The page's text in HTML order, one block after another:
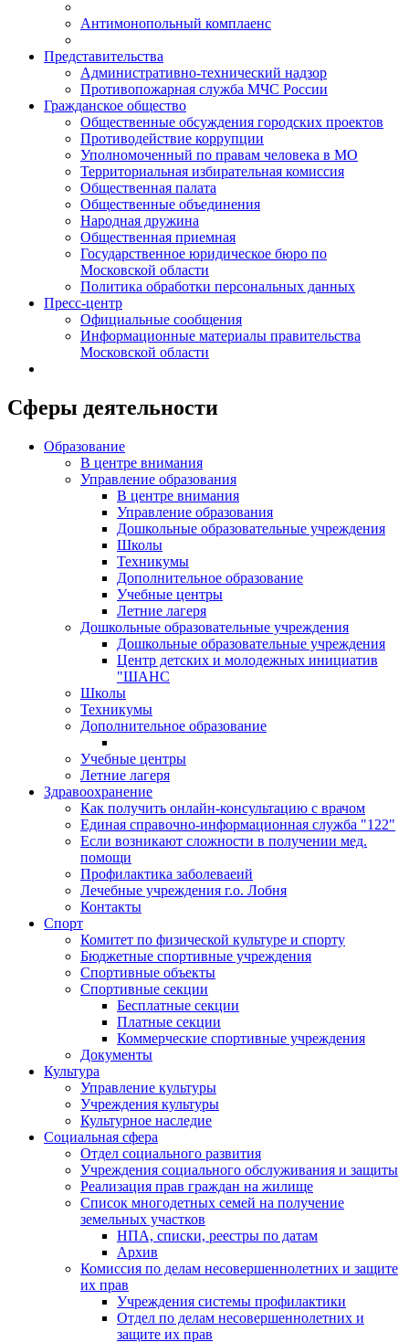
Антимонопольный комплаенс
Представительства
Административно-технический надзор
Противопожарная служба МЧС России
Гражданское общество
Общественные обсуждения городских проектов
Противодействие коррупции
Уполномоченный по правам человека в МО
Территориальная избирательная комиссия
Общественная палата
Общественные объединения
Народная дружина
Общественная приемная
Государственное юридическое бюро по
Московской области
Политика обработки персональных данных
Пресс-центр
Официальные сообщения
Информационные материалы правительства
Московской области
Сферы деятельности
Образование
В центре внимания
Управление образования
В центре внимания
Управление образования
Дошкольные образовательные учреждения
Школы
Техникумы
Дополнительное образование
Учебные центры
Летние лагеря
Дошкольные образовательные учреждения
Дошкольные образовательные учреждения
Центр детских и молодежных инициатив
"ШАНС
Школы
Техникумы
Дополнительное образование
Учебные центры
Летние лагеря
Здравоохранение
Как получить онлайн-консультацию с врачом
Единая справочно-информационная служба "122"
Если возникают сложности в получении мед.
помощи
Профилактика заболеваеий
Лечебные учреждения г.о. Лобня
Контакты
Спорт
Комитет по физической культуре и спорту
Бюджетные спортивные учреждения
Спортивные объекты
Спортивные секции
Бесплатные секции
Платные секции
Коммерческие спортивные учреждения
Документы
Культура
Управление культуры
Учреждения культуры
Культурное наследие
Социальная сфера
Отдел социального развития
Учреждения социального обслуживания и защиты
Реализация прав граждан на жилище
Список многодетных семей на получение
земельных участков
НПА, списки, реестры по датам
Архив
Комиссия по делам несовершеннолетних и защите
их прав
Учреждения системы профилактики
Отдел по делам несовершеннолетних и
защите их прав